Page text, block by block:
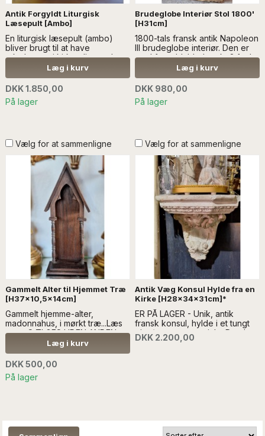
Antik Forgyldt Liturgisk
Læsepult [Ambo]
En liturgisk læsepult (ambo)
bliver brugt til at have
tekstbogen i kirken liggende
på. Den bruges af præsten til
oplæsning af bibeltekster,
bønner og meddelelser under
gudstjenesten...læs mere
SÆLGES UDEN ANDEN
Læg i kurv
DKK 1.850,00
På lager
Brudeglobe Interiør Stol 1800'
[H31cm]
1800-tals fransk antik Napoleon
III brudeglobe interiør. Den er
med forgyldt bladværk, 2 fugle
og flere forskellige spejle, hvor
det ene er smukt malet med
blomster....LÆS MERE
Læg i kurv
DKK 980,00
På lager
Vælg for at sammenligne
Gammelt Alter til Hjemmet Træ
[H37x10,5x14cm]
Gammelt hjemme-alter,
madonnahus, i mørkt træ...Læs
mere SÆLGES UDEN ANDEN
DEKORATION.Læg i kurv
DKK 500,00
På lager
Vælg for at sammenligne
Antik Væg Konsul Hylde fra en
Kirke [H28x34x31cm]*
ER PÅ LAGER - Unik, antik
fransk konsul, hylde i et tungt
gips/cement materiale. Den har
et ophæng på bagsiden - læs
DKK 2.200,00